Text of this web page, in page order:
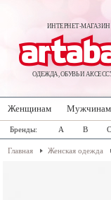
ИНТЕРНЕТ-МАГАЗИН
ОДЕЖДА, ОБУВЬ И
Женщинам Мужчинам
Бренды: A B C
Главная Женская одежда